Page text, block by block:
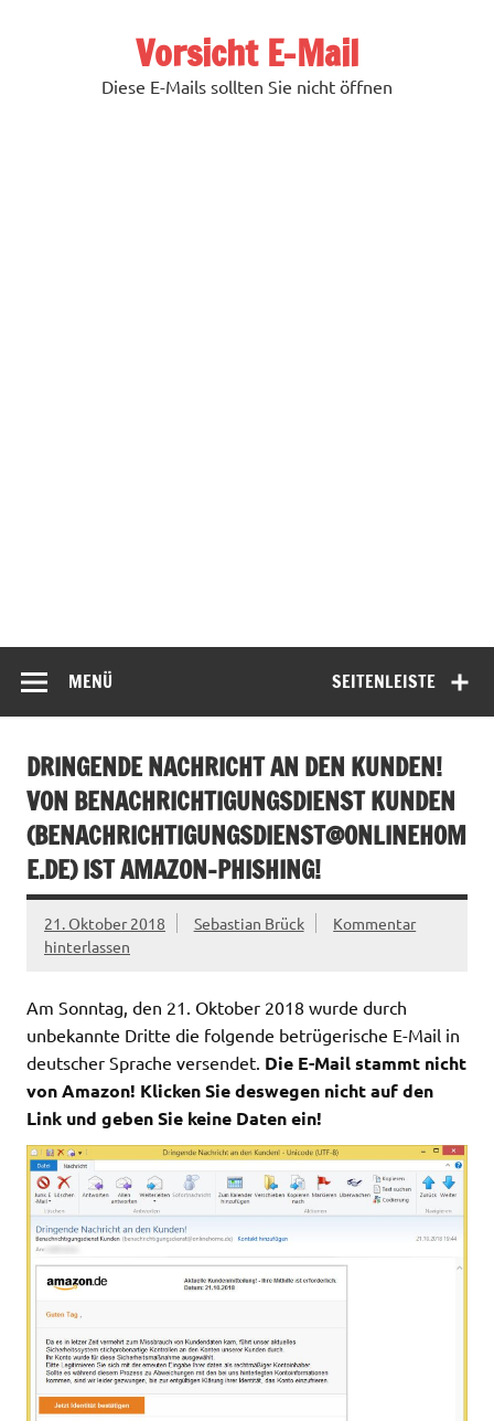
Vorsicht E-Mail
Diese E-Mails sollten Sie nicht öffnen
SEITENLEISTE
MENÜ
DRINGENDE NACHRICHT AN DEN KUNDEN!
VON BENACHRICHTIGUNGSDIENST KUNDEN
(BENACHRICHTIGUNGSDIENST@ONLINEHOM
E.DE) IST AMAZON-PHISHING!
21. Oktober 2018 Sebastian Brück
Kommentar
hinterlassen
Am Sonntag, den 21. Oktober 2018 wurde durch
unbekannte Dritte die folgende betrügerische E-Mail in
deutscher Sprache versendet. Die E-Mail stammt nicht
von Amazon! Klicken Sie deswegen nicht auf den
Link und geben Sie keine Daten ein!